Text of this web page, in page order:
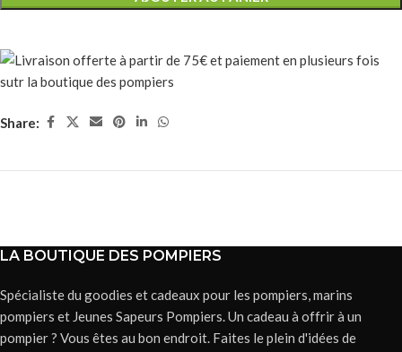
Share:
LA BOUTIQUE DES POMPIERS
Spécialiste du goodies et cadeaux pour les pompiers, marins
pompiers et Jeunes Sapeurs Pompiers. Un cadeau à offrir à un
pompier ? Vous êtes au bon endroit. Faites le plein d'idées de